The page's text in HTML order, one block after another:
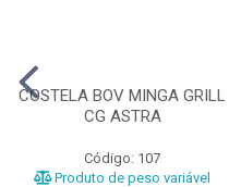
COSTELA BOV MINGA GRILL
CG ASTRA
Código: 107
Produto de peso variável